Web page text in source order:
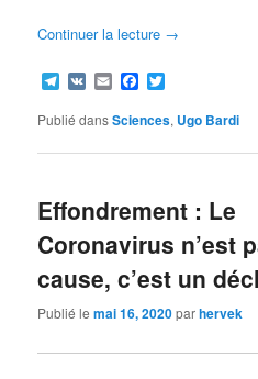
Continuer la lecture →
Telegram
VK EmailFacebook
Publié dansSciences, Ugo Bardi
Effondrement : Le
Coronavirus n’est
cause, c’est un
Publié lemai 16, 2020parhervek